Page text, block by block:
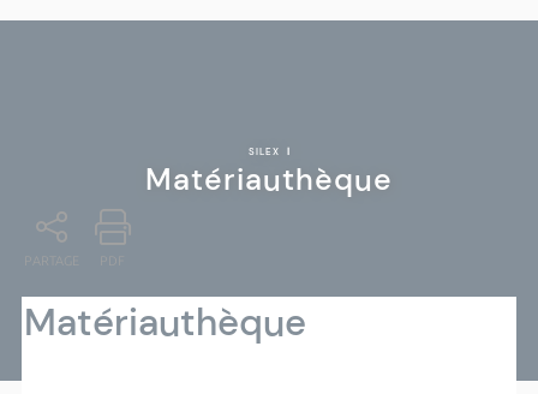
SILEX |
Matériauthèque
PARTAGE PDF
Matériauthèque